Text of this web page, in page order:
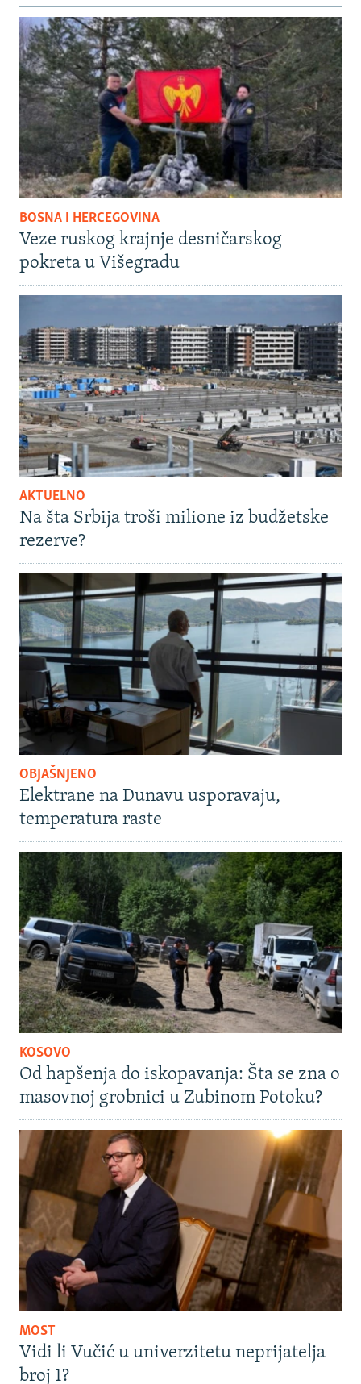
BOSNA I HERCEGOVINA
Veze ruskog krajnje desničarskog
pokreta u Višegradu
AKTUELNO
Na šta Srbija troši milione iz budžetske
rezerve?
OBJAŠNJENO
Elektrane na Dunavu usporavaju,
temperatura raste
KOSOVO
Od hapšenja do iskopavanja: Šta se zna o
masovnoj grobnici u Zubinom Potoku?
MOST
Vidi li Vučić u univerzitetu neprijatelja
broj 1?